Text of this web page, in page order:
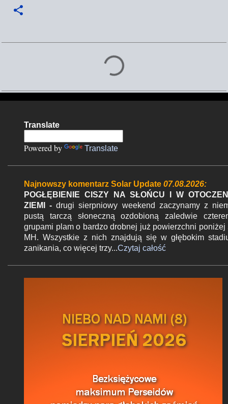
e
Translate
Powered by Translate
Najnowszy komentarz Solar Update 07.08.2026:
POGŁĘBIENIE CISZY NA SŁOŃCU I W
ZIEMI - drugi sierpniowy weekend zaczynamy z
pustą tarczą słoneczną ozdobioną zaledwie
grupami plam o bardzo drobnej już powierzchni poniżej
MH. Wszystkie z nich znajdują się w głębokim
zanikania, co więcej trzy...Czytaj całość